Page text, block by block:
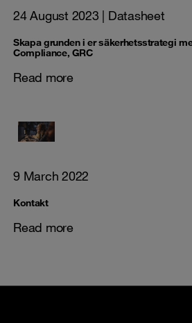
24 August 2023 | Datasheet
Skapa grunden i er säkerhetsstrategi
Compliance, GRC
Read more
9 March 2022
Kontakt
Read more